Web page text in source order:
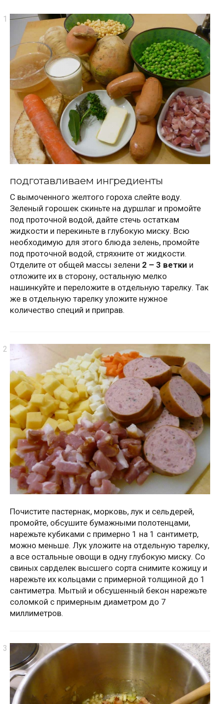
подготавливаем ингредиенты
С вымоченного желтого гороха слейте воду.
Зеленый горошек скиньте на дуршлаг и промойте
под проточной водой, дайте стечь остаткам
жидкости и перекиньте в глубокую миску. Всю
необходимую для этого блюда зелень, промойте
под проточной водой, стряхните от жидкости.
Отделите от общей массы зелени 2 – 3 ветки и
отложите их в сторону, остальную мелко
нашинкуйте и переложите в отдельную тарелку. Так
же в отдельную тарелку уложите нужное
количество специй и приправ.
Почистите пастернак, морковь, лук и сельдерей,
промойте, обсушите бумажными полотенцами,
нарежьте кубиками с примерно 1 на 1 сантиметр,
можно меньше. Лук уложите на отдельную тарелку,
а все остальные овощи в одну глубокую миску. Со
свиных сарделек высшего сорта снимите кожицу и
нарежьте их кольцами с примерной толщиной до 1
сантиметра. Мытый и обсушенный бекон нарежьте
соломкой с примерным диаметром до 7
миллиметров.